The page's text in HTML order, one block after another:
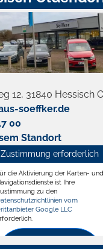
12, 31840 Hessisch
soeffker.de
00
Standort
GmbH
Hessisch Oldendorf
Zustimmung erforderlich
die Aktivierung der Karten- und
ist Ihre
zu den
vom
Google LLC
Zustimmen